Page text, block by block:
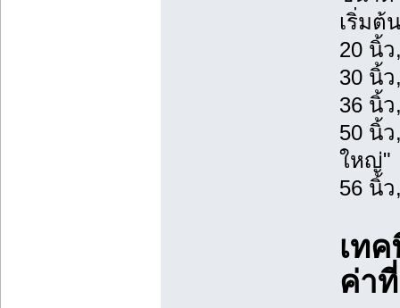
เริ่มต้
20 นิ้ว
30 นิ้
36 นิ้
50 นิ้
ใหญ่"
56 นิ้
เท
ค่า